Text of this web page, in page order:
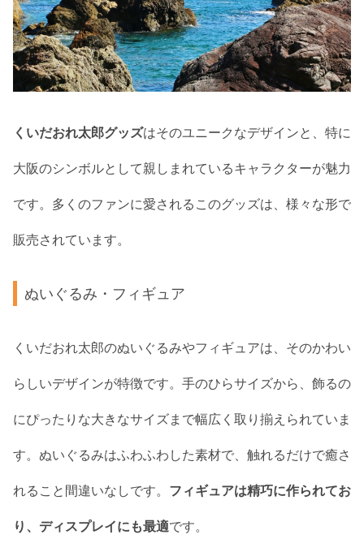
くいだおれ太郎グッズはそのユニークなデザインと、特に
大阪のシンボルとして親しまれているキャラクターが魅力
です。多くのファンに愛されるこのグッズは、様々な形で
販売されています。
ぬいぐるみ・フィギュア
くいだおれ太郎のぬいぐるみやフィギュアは、そのかわい
らしいデザインが特徴です。手のひらサイズから、飾るの
にぴったりな大きなサイズまで幅広く取り揃えられていま
す。ぬいぐるみはふわふわした素材で、触れるだけで癒さ
れること間違いなしです。 フィギュアは精巧に作られてお
り、ディスプレイにも最適です。